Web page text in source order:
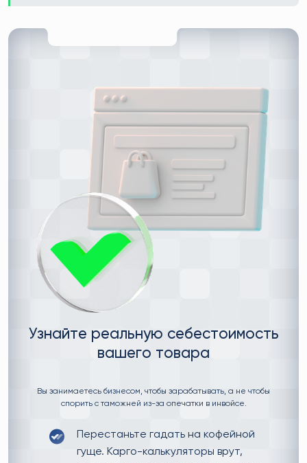
Узнайте реальную себестоимость
вашего товара
Вы занимаетесь бизнесом, чтобы зарабатывать, а не чтобы
спорить с таможней из-за опечатки в инвойсе.
Перестаньте гадать на кофейной
гуще. Карго-калькуляторы врут,